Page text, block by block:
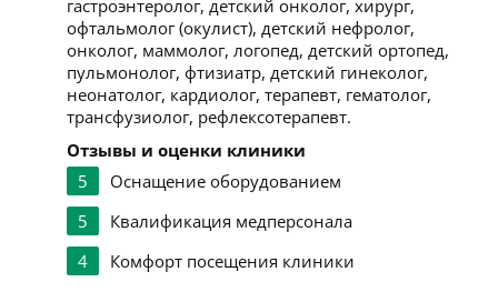
гастроэнтеролог, детский онколог, хирург,
офтальмолог (окулист), детский нефролог,
онколог, маммолог, логопед, детский ортопед,
пульмонолог, фтизиатр, детский гинеколог,
неонатолог, кардиолог, терапевт, гематолог,
трансфузиолог, рефлексотерапевт.
Отзывы и оценки клиники
5
Оснащение оборудованием
5
Квалификация медперсонала
4
Комфорт посещения клиники